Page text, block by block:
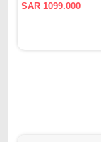
SAR 1099.000